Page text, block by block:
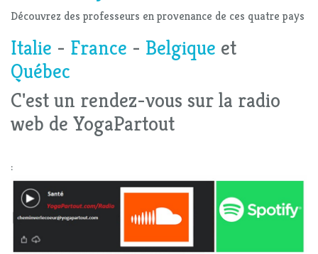
Découvrez des professeurs en provenance de ces quatre pays
Italie - France - Belgique et
Québec
C'est un rendez-vous sur la radio
web de YogaPartout
: